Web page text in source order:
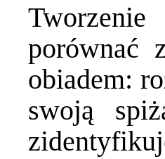
porównać
obiadem:
swoją